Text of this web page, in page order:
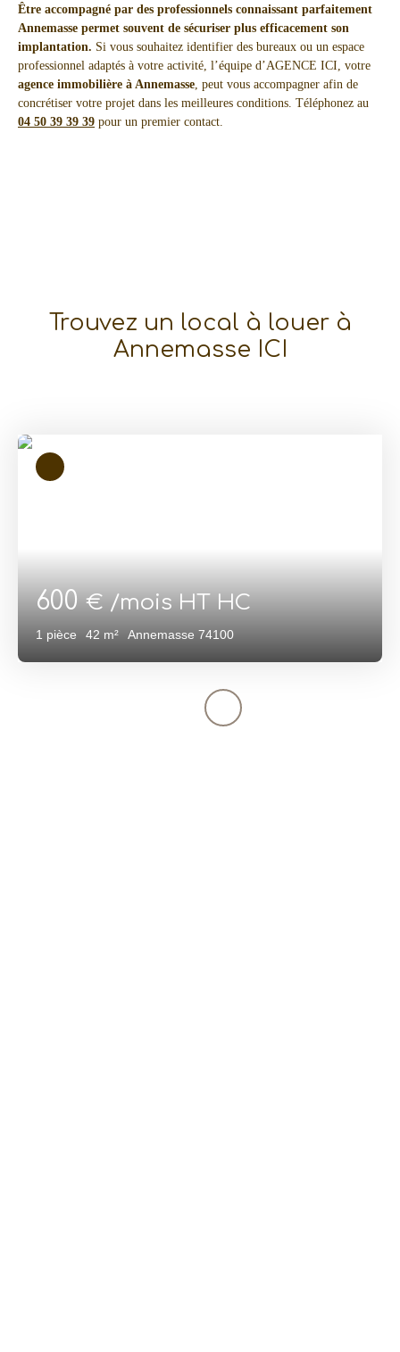
Être accompagné par des professionnels connaissant parfaitement
Annemasse permet souvent de sécuriser plus efficacement son
implantation. Si vous souhaitez identifier des bureaux ou un espace
professionnel adaptés à votre activité, l’équipe d’AGENCE ICI, votre
agence immobilière à Annemasse, peut vous accompagner afin de
concrétiser votre projet dans les meilleures conditions. Téléphonez au
04 50 39 39 39 pour un premier contact.
Trouvez un local à louer à
Annemasse ICI
600€ /mois HT HC
1 pièce 42 m² Annemasse 74100